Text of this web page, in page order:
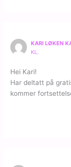
KARI LØKEN
KL.
Hei Kari!
Har deltatt på
kommer